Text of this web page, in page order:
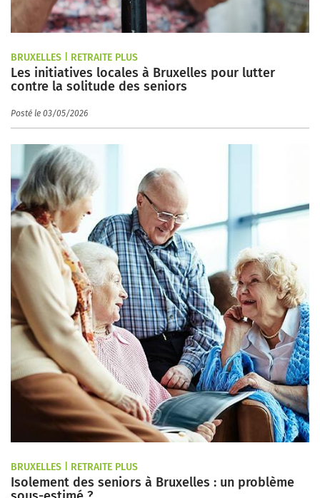
BRUXELLES | RETRAITE PLUS
Les initiatives locales à Bruxelles pour lutter
contre la solitude des seniors
Posté le 03/05/2026
BRUXELLES | RETRAITE PLUS
Isolement des seniors à Bruxelles : un problème